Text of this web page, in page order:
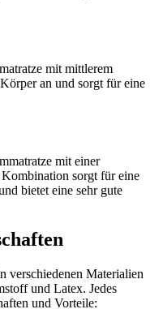
mit mittlerem
an und sorgt für eine
mit einer
sorgt für eine
bietet eine sehr gute
Materialien
und Latex. Jedes
und Vorteile: